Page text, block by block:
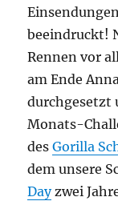
beeindruckt!
Rennen vor
am Ende
durchgesetzt
Monats-
desGorilla
dem unsere
Dayzwei